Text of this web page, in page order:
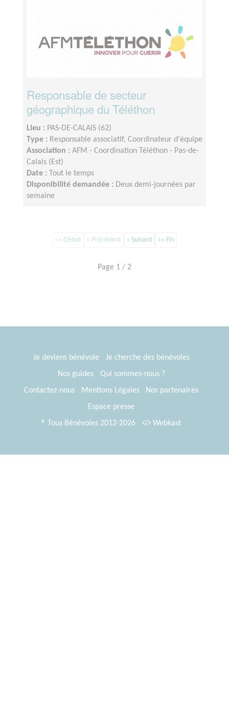
Responsable de secteur
géographique du Téléthon
Lieu : PAS-DE-CALAIS (62)
Type : Responsable associatif, Coordinateur d'équipe
Association : AFM - Coordination Téléthon - Pas-de-
Calais (Est)
Date :
Tout le temps
Disponibilité demandée : Deux demi-journées par
semaine
«« Début « Précédent » Suivant »» Fin
Page 1 / 2
Je deviens bénévole
Je cherche des bénévoles
Nos guides
Qui sommes-nous ?
Contactez-nous
Mentions Légales
Nos partenaires
Espace presse
® Tous Bénévoles 2012-2026
Webkast